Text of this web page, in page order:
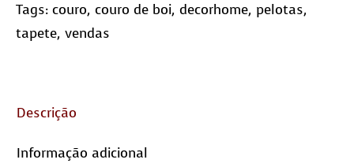
Tags: couro, couro de boi, decorhome, pelotas,
tapete, vendas
Descrição
Informação adicional